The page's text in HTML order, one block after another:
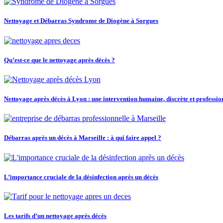
Nettoyage et Débarras Syndrome de Diogène à Sorgues
Qu’est-ce que le nettoyage après décès ?
Nettoyage après décès à Lyon : une intervention humaine, discrète et
Débarras après un décès à Marseille : à qui faire appel ?
L’importance cruciale de la désinfection après un décès
Les tarifs d’un nettoyage après décès